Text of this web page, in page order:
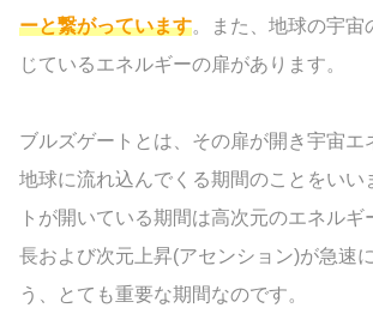
ーと繋がっています。また、地球の宇宙
じているエネルギーの扉があります。
ブルズゲートとは、その扉が開き宇宙エ
地球に流れ込んでくる期間のことをいい
トが開いている期間は高次元のエネル
長および次元上昇(アセンション)が急速
う、とても重要な期間なのです。